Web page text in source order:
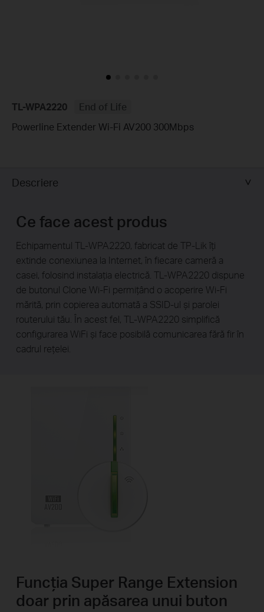
TL-WPA2220
End of Life
Powerline Extender Wi-Fi AV200 300Mbps
Descriere
Ce face acest produs
Echipamentul TL-WPA2220, fabricat de TP-Lik îți
extinde conexiunea la Internet, în fiecare cameră a
casei, folosind instalația electrică. TL-WPA2220 dispune
de butonul Clone Wi-Fi permițând o acoperire Wi-Fi
mărită, prin copierea automată a SSID-ul și parolei
routerului tău. În acest fel, TL-WPA2220 simplifică
configurarea WiFi și face posibilă comunicarea fără fir în
cadrul rețelei.
Funcția Super Range Extension
doar prin apăsarea unui buton